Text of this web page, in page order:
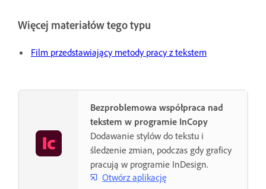
Więcej materiałów tego typu
Film przedstawiający metody pracy z tekstem
Bezproblemowa współpraca nad
tekstem w programie InCopy
Dodawanie stylów do tekstu i
śledzenie zmian, podczas gdy graficy
pracują w programie InDesign.
Otwórz aplikację